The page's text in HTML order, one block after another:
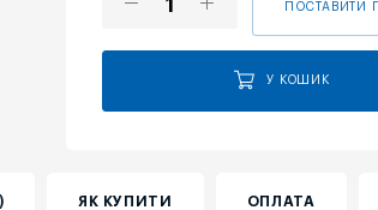
ПОСТАВИТИ
У КОШИК
ЯК КУПИТИ ОПЛАТА